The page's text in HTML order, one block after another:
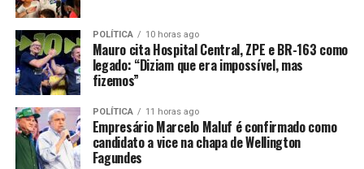
descobrirem seu potencial, competindo em eventos
como o Brasileiro de BMX.”
As aulas serão realizadas na pista de bicicross localizada
na avenida das Araras, em frente ao Pronto
Atendimento (PA), no bairro Jardim. A secretaria
recomenda que os interessados façam a inscrição
quanto antes, pois as vagas são limitadas.
POLÍTICA 10 horas ago
Mauro cita Hospital Central, ZPE e BR-163 como
legado: “Diziam que era impossível, mas
fizemos”
POLÍTICA 11 horas ago
Empresário Marcelo Maluf é confirmado como
candidato a vice na chapa de Wellington
Fagundes